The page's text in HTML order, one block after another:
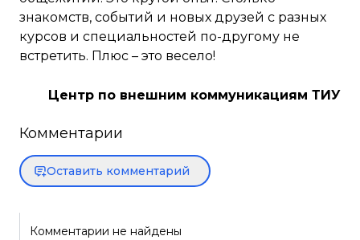
знакомств, событий и новых друзей с разных
курсов и специальностей по-другому не
встретить. Плюс – это весело!
Центр по внешним коммуникациям ТИУ
Комментарии
Оставить комментарий
Комментарии не найдены